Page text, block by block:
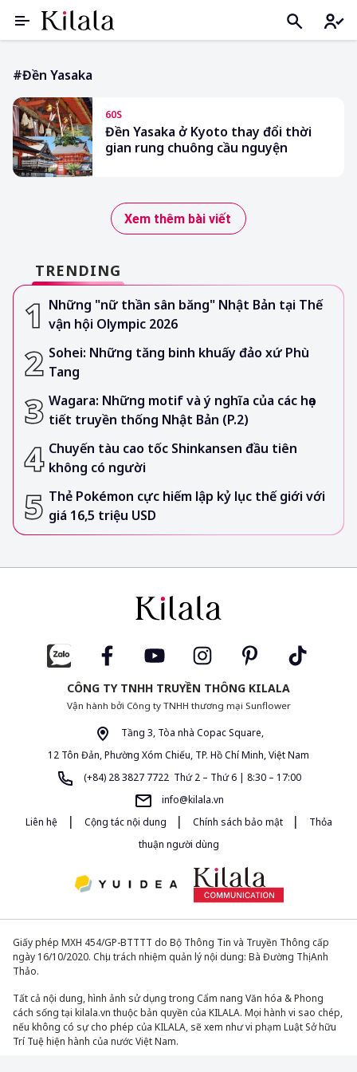
#Đền Yasaka
60S
Đền Yasaka ở Kyoto thay đổi thời
gian rung chuông cầu nguyện
Xem thêm bài viết
TRENDING
Những "nữ thần sân băng" Nhật Bản tại Thế
vận hội Olympic 2026
Sohei: Những tăng binh khuấy đảo xứ Phù
Tang
Wagara: Những motif và ý nghĩa của các họa
tiết truyền thống Nhật Bản (P.2)
Chuyến tàu cao tốc Shinkansen đầu tiên
không có người
Thẻ Pokémon cực hiếm lập kỷ lục thế giới với
giá 16,5 triệu USD
CÔNG TY TNHH TRUYỀN THÔNG KILALA
Vận hành bởi Công ty TNHH thương mại Sunflower
Tầng 3, Tòa nhà Copac Square,
12 Tôn Đản, Phường Xóm Chiếu, TP. Hồ Chí Minh, Việt Nam
(+84) 28 3827 7722 Thứ 2 – Thứ 6 | 8:30 – 17:00
info@kilala.vn
Liên hệ
| Cộng tác nội dung | Chính sách bảo mật |
Thỏa
thuận người dùng
Giấy phép MXH 454/GP-BTTTT do Bộ Thông Tin và Truyền Thông cấp
ngày 16/10/2020. Chịu trách nhiệm quản lý nội dung: Bà Đường Thị Anh
Thảo.
Tất cả nội dung, hình ảnh sử dụng trong Cẩm nang Văn hóa & Phong
cách sống tại kilala.vn thuộc bản quyền của KILALA. Mọi hành vi sao chép,
nếu không có sự cho phép của KILALA, sẽ xem như vi phạm Luật Sở hữu
Trí Tuệ hiện hành của nước Việt Nam.